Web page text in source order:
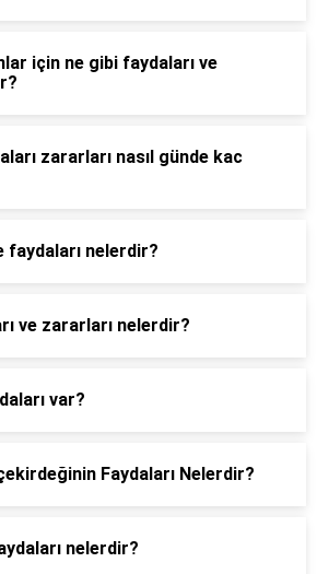
için ne gibi faydaları ve
zararları nasıl günde kac
faydaları nelerdir?
ve zararları nelerdir?
var?
Faydaları Nelerdir?
nelerdir?